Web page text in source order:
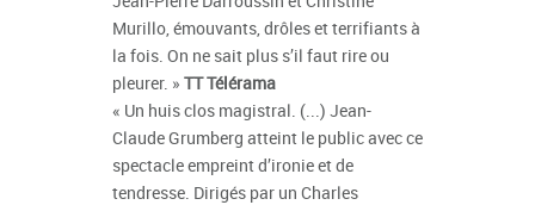
Murillo, émouvants, drôles et terrifiants à
la fois. On ne sait plus s’il faut rire ou
pleurer. » TT Télérama
« Un huis clos magistral. (...) Jean-
Claude Grumberg atteint le public avec ce
spectacle empreint d’ironie et de
tendresse. Dirigés par un Charles